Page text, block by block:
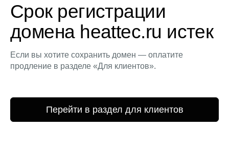
Срок регистрации
домена heattec.ru истек
Если вы хотите сохранить домен — оплатите
продление в разделе «Для клиентов».
Перейти в раздел для клиентов